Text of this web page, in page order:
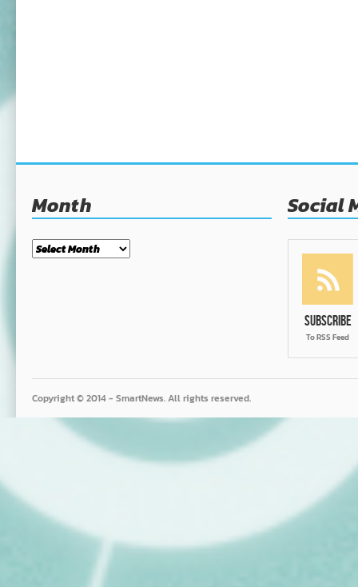
Month
Month
Social
Subscribe
To RSS Feed
Copyright © 2014 - SmartNews. All rights reserved.